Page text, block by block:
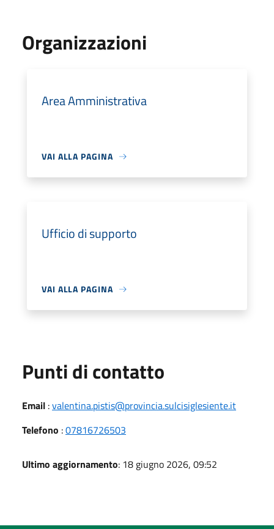
Organizzazioni
Area Amministrativa
VAI ALLA PAGINA
Ufficio di supporto
VAI ALLA PAGINA
Punti di contatto
Email :valentina.pistis@provincia.sulcisiglesiente.it
Telefono :07816726503
Ultimo aggiornamento: 18 giugno 2026, 09:52